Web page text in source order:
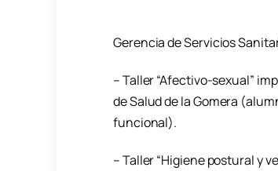
Gerencia de Servicios
– Taller “Afectivo-sexual”
de Salud de la Gomera
funcional).
– Taller “Higiene postural y